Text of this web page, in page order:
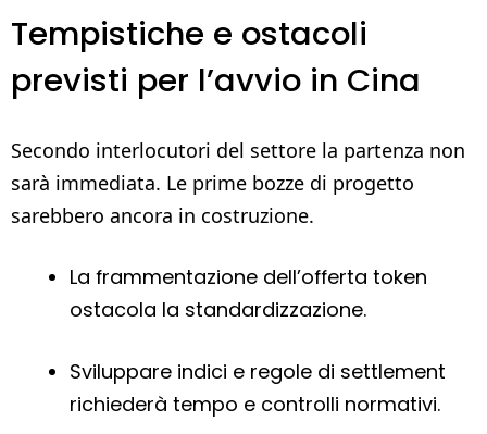
Tempistiche e ostacoli
previsti per l’avvio in Cina
Secondo interlocutori del settore la partenza non
sarà immediata. Le prime bozze di progetto
sarebbero ancora in costruzione.
La frammentazione dell’offerta token
ostacola la standardizzazione.
Sviluppare indici e regole di settlement
richiederà tempo e controlli normativi.